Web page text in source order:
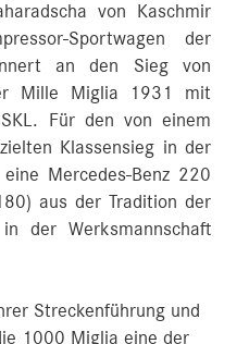
von Kaschmir
Sportwagen der
an den Sieg von
Mille Miglia 1931 mit
Für den von einem
Klassensieg in der
Mercedes-Benz 220
aus der Tradition der
der Werksmannschaft
Streckenführung und
1000 Miglia eine der